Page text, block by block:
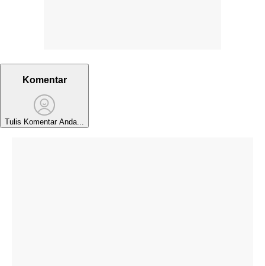
Komentar
Tulis Komentar Anda...